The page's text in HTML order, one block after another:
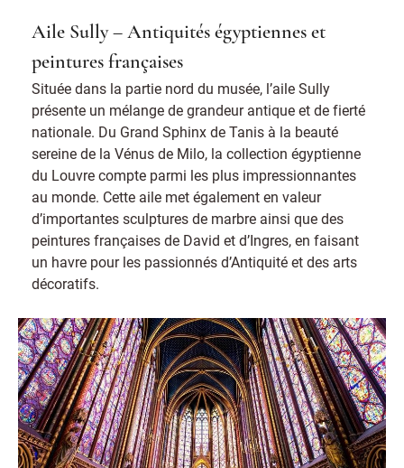
Aile Sully – Antiquités égyptiennes et
peintures françaises
Située dans la partie nord du musée, l’aile Sully
présente un mélange de grandeur antique et de fierté
nationale. Du Grand Sphinx de Tanis à la beauté
sereine de la Vénus de Milo, la collection égyptienne
du Louvre compte parmi les plus impressionnantes
au monde. Cette aile met également en valeur
d’importantes sculptures de marbre ainsi que des
peintures françaises de David et d’Ingres, en faisant
un havre pour les passionnés d’Antiquité et des arts
décoratifs.